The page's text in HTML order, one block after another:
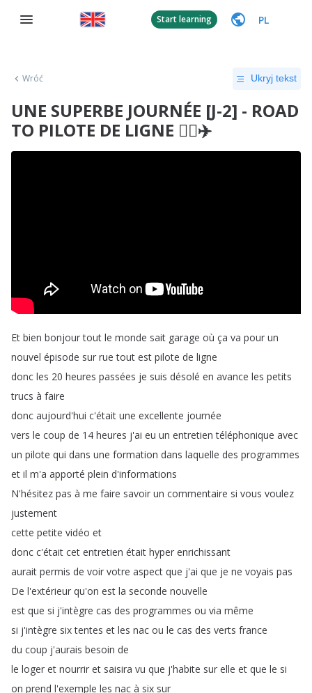
Start learning PL
Wróć Ukryj tekst
UNE SUPERBE JOURNÉE [J-2] - ROAD
TO PILOTE DE LIGNE 👨‍✈️✈️
Et bien bonjour tout le monde sait garage où ça va pour un
nouvel épisode sur rue tout est pilote de ligne
donc les 20 heures passées je suis désolé en avance les petits
trucs à faire
donc aujourd'hui c'était une excellente journée
vers le coup de 14 heures j'ai eu un entretien téléphonique avec
un pilote qui dans une formation dans laquelle des programmes
et il m'a apporté plein d'informations
N'hésitez pas à me faire savoir un commentaire si vous voulez
justement
cette petite vidéo et
donc c'était cet entretien était hyper enrichissant
aurait permis de voir votre aspect que j'ai que je ne voyais pas
De l'extérieur qu'on est la seconde nouvelle
est que si j'intègre cas des programmes ou via même
si j'intègre six tentes et les nac ou le cas des verts france
du coup j'aurais besoin de
le loger et nourrir et saisira vu que j'habite sur elle et que le si
on prend l'exemple les nac à six sur